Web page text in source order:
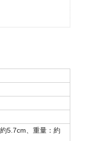
5.7cm、重量：約